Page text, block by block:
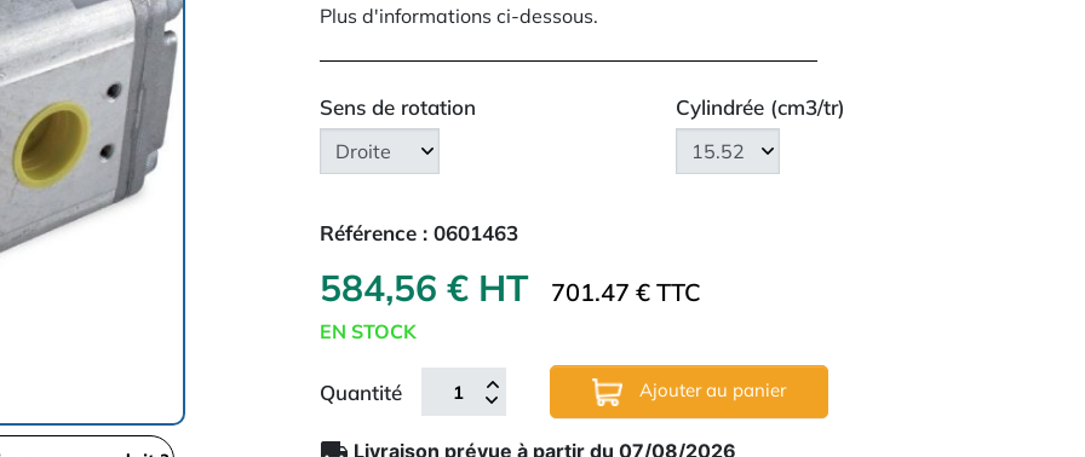
Plus d'informations ci-dessous.
Sens de rotation Cylindrée (cm3/tr)
Référence : 0601463
584,56 € HT 701.47 € TTC
EN STOCK
Quantité Ajouter au panier
local_shipping Livraison prévue à partir du 07/08/2026